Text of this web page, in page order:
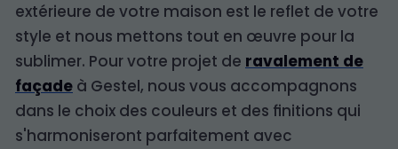
extérieure de votre maison est le reflet de votre
style et nous mettons tout en œuvre pour la
sublimer. Pour votre projet de ravalement de
façade à Gestel, nous vous accompagnons
dans le choix des couleurs et des finitions qui
s'harmoniseront parfaitement avec